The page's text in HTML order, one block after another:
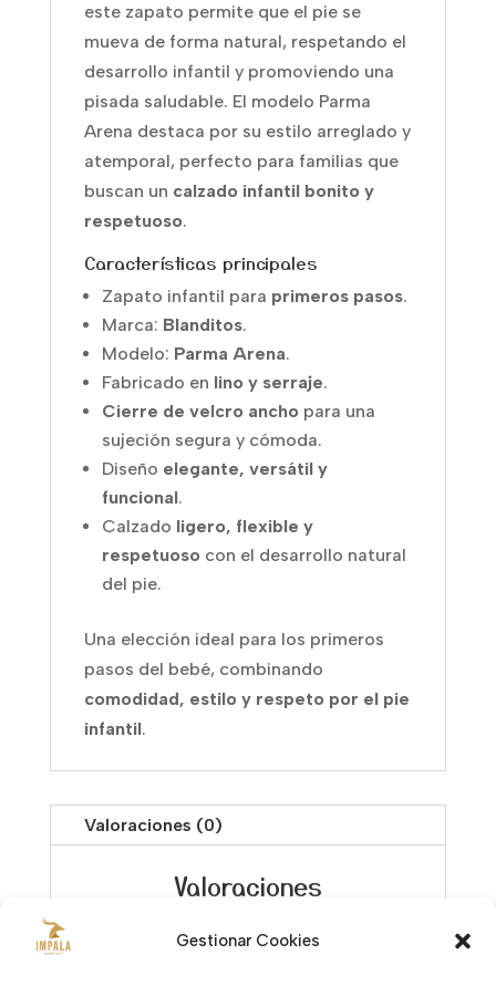
Gestionar Cookies
este zapato permite que el pie se
mueva de forma natural, respetando el
desarrollo infantil y promoviendo una
pisada saludable. El modelo Parma
Arena destaca por su estilo arreglado y
atemporal, perfecto para familias que
buscan un calzado infantil bonito y
respetuoso.
Características principales
Zapato infantil para primeros pasos.
Marca: Blanditos.
Modelo: Parma Arena.
Fabricado en lino y serraje.
Cierre de velcro ancho para una
sujeción segura y cómoda.
Diseño elegante, versátil y
funcional.
Calzado ligero, flexible y
respetuoso con el desarrollo natural
del pie.
Una elección ideal para los primeros
pasos del bebé, combinando
comodidad, estilo y respeto por el pie
infantil.
Valoraciones (0)
Valoraciones